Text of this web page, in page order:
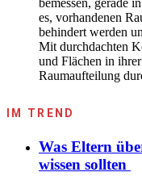
es, vorhandenen
behindert werden
Mit durchdachten
und Flächen in
Raumaufteilung
IM TREND
Was Eltern
wissen sollten